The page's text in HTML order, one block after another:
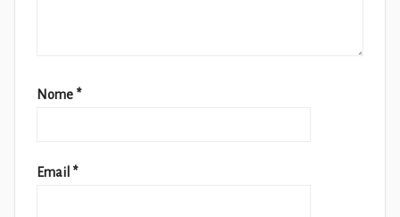
Nome *
Email *